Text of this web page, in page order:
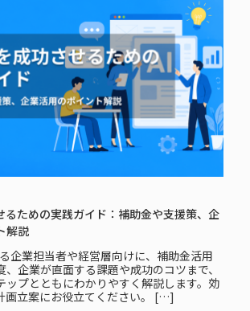
るための実践ガイド：補助金や支援策、企
解説
企業担当者や経営層向けに、補助金活用
企業が直面する課題や成功のコツまで、
ップとともにわかりやすく解説します。効
画立案にお役立てください。 […]